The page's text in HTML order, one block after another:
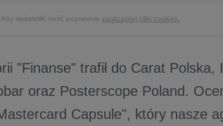
Aby wyświetlić treść poprawnie zaakceptuj pliki cookies.
"Finanse" trafił do Carat Polska,
oraz Posterscope Poland.
Capsule", który nasze